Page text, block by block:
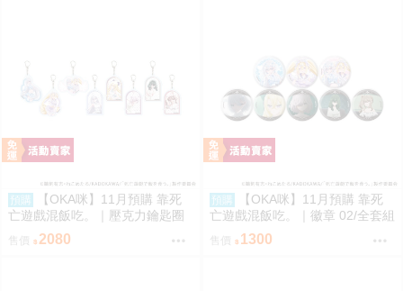
預購
【OKA咪】11月預購 靠死
亡遊戲混飯吃。｜壓克力鑰匙圈
02/全套組(全8種)(官方&新繪插
售價 2080
預購
【OKA咪】11月預購 靠死
亡遊戲混飯吃。｜徽章 02/全套組
(全8種)(官方&新繪插畫)
售價 1300